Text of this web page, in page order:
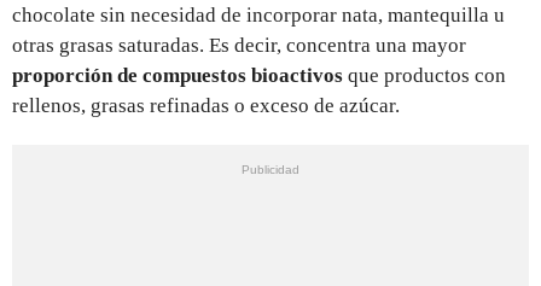
chocolate sin necesidad de incorporar nata, mantequilla u
otras grasas saturadas. Es decir, concentra una mayor
proporción de compuestos bioactivos que productos con
rellenos, grasas refinadas o exceso de azúcar.